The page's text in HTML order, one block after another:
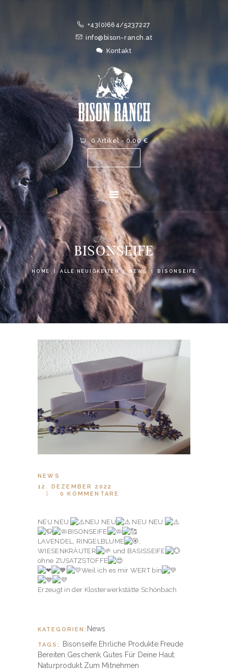
+43(0)664/5237227
info@bison-ranch.at
Kontakt
0 Artikel-0,00 €
MEIN KONTO
BISONSEIFE
HOME ALLE NEUIGKEITEN NEWS BISONSEIFE
ONLINESHOP
EVENTS
NEWS
12. DEZEMBER 2022
0
KOMMENTARE
NEU NEU NEU NEU
NEU NEU
BISONSEIFE
LAVENDEL, RINGELBLUME
,
WIESENKRÄUTER
und BASISSEIFE
ohne ZUSATZSTOFFE
Weil ich es mir WERT bin
Erzeugt in der Klosterwerkstätte Schönbach
KATEGORIEN: News
TAGS: Bisonseife Ehrliche Produkte, Freude
Bereiten Geschenk Gutes Für Deine Haut
Naturprodukt Zum Mitnehmen